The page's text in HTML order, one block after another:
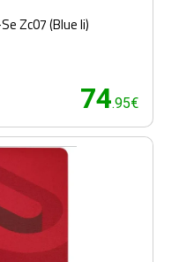
Zc07 (Blue Ii)
74.95€